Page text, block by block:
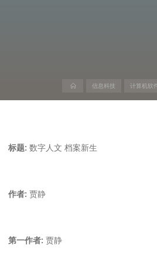
信息科技 计算机软
标题: 数字人文 档案新生
作者: 贾静
第一作者: 贾静